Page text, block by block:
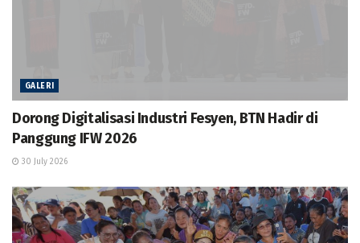
GALERI
Dorong Digitalisasi Industri Fesyen, BTN Hadir di
Panggung IFW 2026
30 July 2026